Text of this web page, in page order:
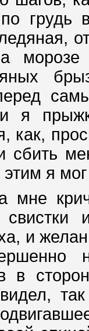
грудь
морозе
и я
как,
сбить
я
мне
и
в